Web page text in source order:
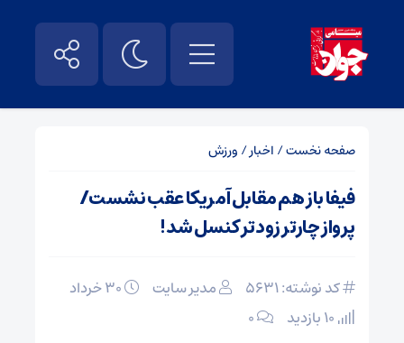
صفحه نخست/ اخبار/ ورزش
فیفا باز هم مقابل آمریکا عقب نشست/
پرواز چارتر زودتر کنسل شد!
کد نوشته: 5631 مدیر سایت
۰